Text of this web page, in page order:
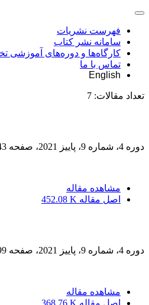
فهرست نشریات
سامانه نشر کتاب
کارگاه‌ها و دوره‌های آموزشی
تماس با ما
English
تعداد مقالات: 7
دوره 4، شماره 9، پاییز 2021، صفحه 62
مشاهده مقاله
اصل مقاله 452.08 K
دوره 4، شماره 9، پاییز 2021، صفحه
مشاهده مقاله
اصل مقاله 368.76 K